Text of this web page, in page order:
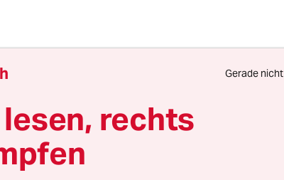
britischen
wechselseitig
über die Verworfenheit
und denkt über weitere
eindeutiges Resultat, kann
Gerade nicht
rechts